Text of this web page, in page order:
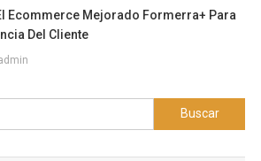
Ecommerce Mejorado Formerra+ Para
Del Cliente
Buscar: